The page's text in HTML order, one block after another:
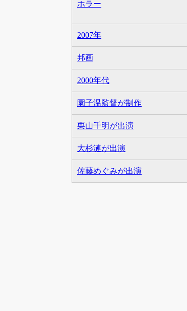
ホラー
2007年
邦画
2000年代
園子温監督が制作
栗山千明が出演
大杉漣が出演
佐藤めぐみが出演